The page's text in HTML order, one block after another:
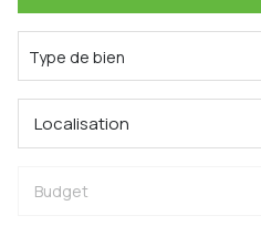
De l'immo pro
Type de bien
Localisation
Budget